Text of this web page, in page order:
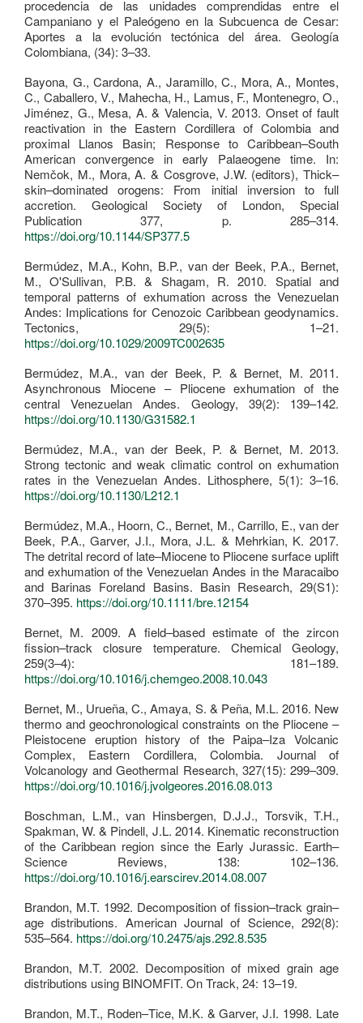
procedencia de las unidades comprendidas entre el
Campaniano y el Paleógeno en la Subcuenca de Cesar:
Aportes a la evolución tectónica del área. Geología
Colombiana, (34): 3–33.
Bayona, G., Cardona, A., Jaramillo, C., Mora, A., Montes,
C., Caballero, V., Mahecha, H., Lamus, F., Montenegro, O.,
Jiménez, G., Mesa, A. & Valencia, V. 2013. Onset of fault
reactivation in the Eastern Cordillera of Colombia and
proximal Llanos Basin; Response to Caribbean–South
American convergence in early Palaeogene time. In:
Nemčok, M., Mora, A. & Cosgrove, J.W. (editors), Thick–
skin–dominated orogens: From initial inversion to full
accretion. Geological Society of London, Special
Publication 377, p. 285–314.
https://doi.org/10.1144/SP377.5
Bermúdez, M.A., Kohn, B.P., van der Beek, P.A., Bernet,
M., O'Sullivan, P.B. & Shagam, R. 2010. Spatial and
temporal patterns of exhumation across the Venezuelan
Andes: Implications for Cenozoic Caribbean geodynamics.
Tectonics, 29(5): 1–21.
https://doi.org/10.1029/2009TC002635
Bermúdez, M.A., van der Beek, P. & Bernet, M. 2011.
Asynchronous Miocene – Pliocene exhumation of the
central Venezuelan Andes. Geology, 39(2): 139–142.
https://doi.org/10.1130/G31582.1
Bermúdez, M.A., van der Beek, P. & Bernet, M. 2013.
Strong tectonic and weak climatic control on exhumation
rates in the Venezuelan Andes. Lithosphere, 5(1): 3–16.
https://doi.org/10.1130/L212.1
Bermúdez, M.A., Hoorn, C., Bernet, M., Carrillo, E., van der
Beek, P.A., Garver, J.I., Mora, J.L. & Mehrkian, K. 2017.
The detrital record of late–Miocene to Pliocene surface uplift
and exhumation of the Venezuelan Andes in the Maracaibo
and Barinas Foreland Basins. Basin Research, 29(S1):
370–395. https://doi.org/10.1111/bre.12154
Bernet, M. 2009. A field–based estimate of the zircon
fission–track closure temperature. Chemical Geology,
259(3–4): 181–189.
https://doi.org/10.1016/j.chemgeo.2008.10.043
Bernet, M., Urueña, C., Amaya, S. & Peña, M.L. 2016. New
thermo and geochronological constraints on the Pliocene –
Pleistocene eruption history of the Paipa–Iza Volcanic
Complex, Eastern Cordillera, Colombia. Journal of
Volcanology and Geothermal Research, 327(15): 299–309.
https://doi.org/10.1016/j.jvolgeores.2016.08.013
Boschman, L.M., van Hinsbergen, D.J.J., Torsvik, T.H.,
Spakman, W. & Pindell, J.L. 2014. Kinematic reconstruction
of the Caribbean region since the Early Jurassic. Earth–
Science Reviews, 138: 102–136.
https://doi.org/10.1016/j.earscirev.2014.08.007
Brandon, M.T. 1992. Decomposition of fission–track grain–
age distributions. American Journal of Science, 292(8):
535–564. https://doi.org/10.2475/ajs.292.8.535
Brandon, M.T. 2002. Decomposition of mixed grain age
distributions using BINOMFIT. On Track, 24: 13–19.
Brandon, M.T., Roden–Tice, M.K. & Garver, J.I. 1998. Late